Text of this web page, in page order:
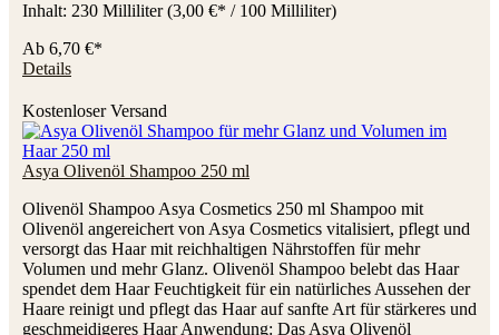
Inhalt: 230 Milliliter(3,00 €* / 100 Milliliter)
Ab 6,70 €*
Details
Kostenloser Versand
Asya Olivenöl Shampoo 250 ml
Olivenöl Shampoo Asya Cosmetics 250 ml Shampoo mit
Olivenöl angereichert von Asya Cosmetics vitalisiert, pflegt und
versorgt das Haar mit reichhaltigen Nährstoffen für mehr
Volumen und mehr Glanz. Olivenöl Shampoo belebt das Haar
spendet dem Haar Feuchtigkeit für ein natürliches Aussehen der
Haare reinigt und pflegt das Haar auf sanfte Art für stärkeres und
geschmeidigeres Haar Anwendung: Das Asya Olivenöl